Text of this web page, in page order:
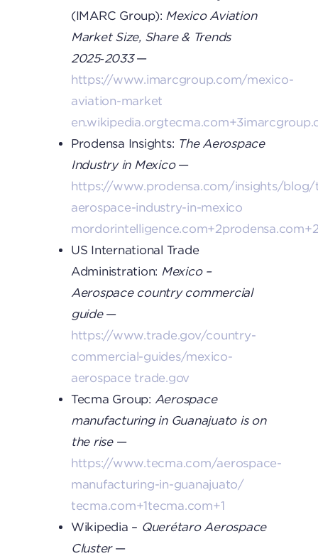
(IMARC Group): Mexico Aviation
Market Size, Share & Trends
2025‑2033—
https://www.imarcgroup.com/mexico-
aviation-market
en.wikipedia.org
Prodensa Insights: The Aerospace
Industry in Mexico—
https://www.prodensa.com/insights/blog/
aerospace-industry-in-mexico
US International Trade
Administration: Mexico –
Aerospace country commercial
guide—
https://www.trade.gov/country-
commercial-guides/mexico-
aerospace trade.gov
Tecma Group: Aerospace
manufacturing in Guanajuato is on
the rise—
https://www.tecma.com/aerospace-
manufacturing-in-guanajuato/
tecma.com+1tecma.com+1
Wikipedia – Querétaro Aerospace
Cluster—